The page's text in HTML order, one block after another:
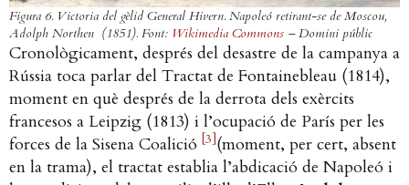
Figura 6. Victoria del gèlid General Hivern. Napoleó retirant-se de Moscou,
Adolph Northen (1851). Font: Wikimedia Commons – Domini públic
Cronològicament, després del desastre de la campanya a
Rússia toca parlar del Tractat de Fontainebleau (1814),
moment en què després de la derrota dels exèrcits
francesos a Leipzig (1813) i l’ocupació de París per les
forces de la Sisena Coalició [3] (moment, per cert, absent
en la trama), el tractat establia l’abdicació de Napoleó i